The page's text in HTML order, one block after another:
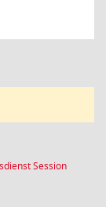
Session(Wird in